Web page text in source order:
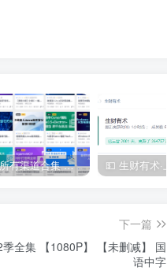
IT类所有渠道合集 持续日更，目前近四千多条资源 年费用户微信私信获取权限
下一篇
季全集 【1080P】 【未删减】 国
语中字